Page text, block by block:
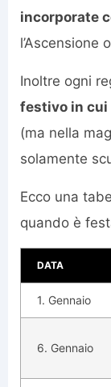
incorporate
l’Ascensione
Inoltre ogni
festivo in cui
(ma nella
solamente
Ecco una
quando è
DATA
1. Gennaio
6. Gennaio